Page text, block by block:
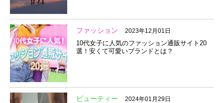
ファッション 2023年12月01日
10代女子に人気のファッション通販サイト20
選！安くて可愛いブランドとは？
ビューティー 2024年01月29日